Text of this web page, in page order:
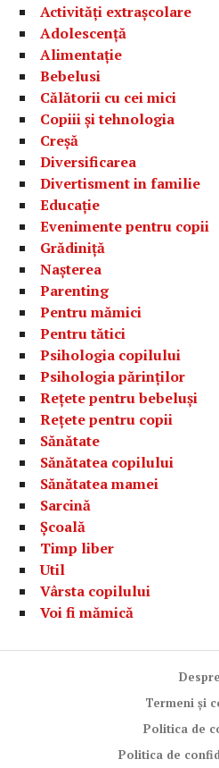
Activități extrașcolare
Adolescență
Alimentație
Bebelusi
Călătorii cu cei mici
Copiii și tehnologia
Creșă
Diversificarea
Divertisment in familie
Educație
Evenimente pentru copii
Grădiniță
Nașterea
Parenting
Pentru mămici
Pentru tătici
Psihologia copilului
Psihologia părinților
Rețete pentru bebeluși
Rețete pentru copii
Sănătate
Sănătatea copilului
Sănătatea mamei
Sarcină
Școală
Timp liber
Util
Vârsta copilului
Voi fi mămică
Despre
Termeni și
Politica de
Politica de